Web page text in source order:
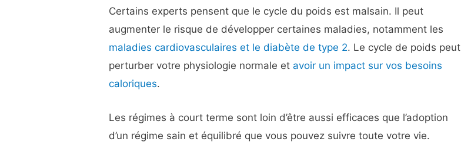
Certains experts pensent que le cycle du poids est malsain. Il peut
augmenter le risque de développer certaines maladies, notamment les
maladies cardiovasculaires et le diabète de type 2. Le cycle de poids peut
perturber votre physiologie normale et avoir un impact sur vos besoins
caloriques.
Les régimes à court terme sont loin d’être aussi efficaces que l’adoption
d’un régime sain et équilibré que vous pouvez suivre toute votre vie.